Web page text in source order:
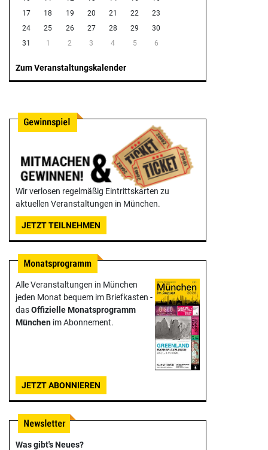
17
18 19 20 21 22
23
24
25 26 27 28 29
30
31
1 2 3 4 5 6
Zum Veranstaltungskalender
Wir verlosen regelmäßig Eintrittskarten zu
aktuellen Veranstaltungen in München.
JETZT TEILNEHMEN
Alle Veranstaltungen in München
jeden Monat bequem im Briefkasten -
dasOffizielle Monats­programm
München im Abonnement.
JETZT ABONNIEREN
Was gibt's Neues?